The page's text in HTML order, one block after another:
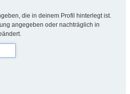
die in deinem Profil hinterlegt ist.
angegeben oder nachträglich in